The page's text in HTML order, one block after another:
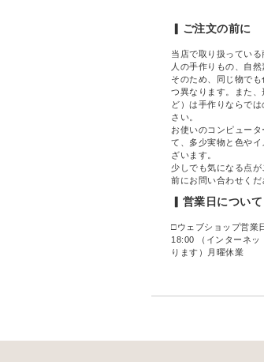
▎ご注文の前に
当店で取り扱ってい
人の手作りもの、自然
そのため、同じ物で
つ異なります。また
ど）は手作りならで
さい。
お使いのコンピュー
て、多少実物と色や
ざいます。
少しでも気になる点
前にお問い合わせくだ
▎営業日について
□ウェブショップ営業
18:00 （インターネッ
ります）月曜休業